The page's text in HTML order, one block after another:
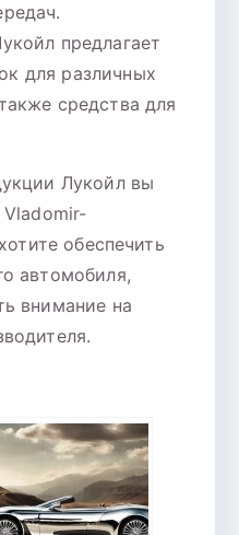
предлагает
для различных
средства для
Лукойл вы
обеспечить
автомобиля,
внимание на